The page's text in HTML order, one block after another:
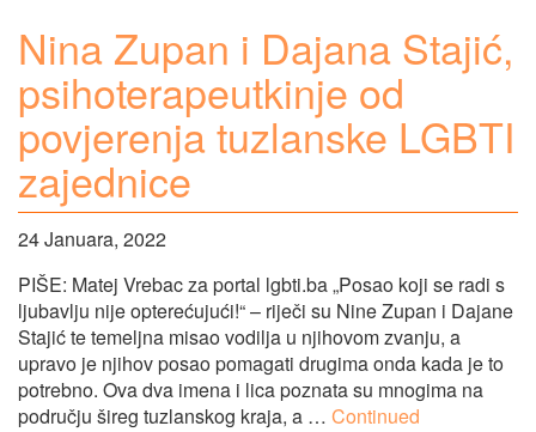
Nina Zupan i Dajana Stajić,
psihoterapeutkinje od
povjerenja tuzlanske LGBTI
zajednice
24 Januara, 2022
PIŠE: Matej Vrebac za portal lgbti.ba „Posao koji se radi s
ljubavlju nije opterećujući!“ – riječi su Nine Zupan i Dajane
Stajić te temeljna misao vodilja u njihovom zvanju, a
upravo je njihov posao pomagati drugima onda kada je to
potrebno. Ova dva imena i lica poznata su mnogima na
području šireg tuzlanskog kraja, a … Continued